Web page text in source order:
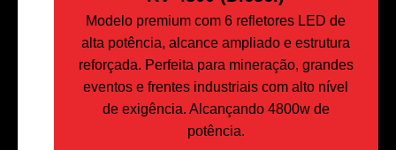
Modelo premium com 6 refletores LED de
alta potência, alcance ampliado e estrutura
reforçada. Perfeita para mineração, grandes
eventos e frentes industriais com alto nível
de exigência. Alcançando 4800w de
potência.